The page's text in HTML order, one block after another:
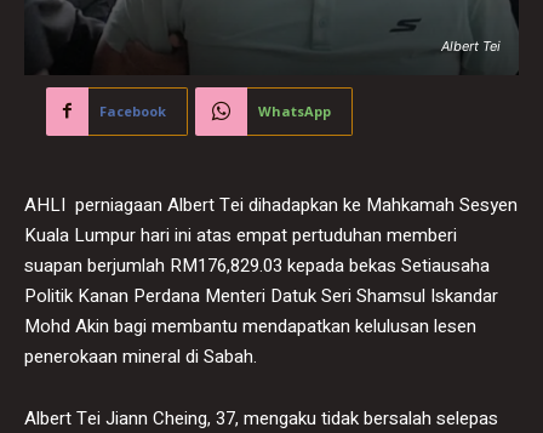
Albert Tei
Facebook WhatsApp
AHLI perniagaan Albert Tei dihadapkan ke Mahkamah Sesyen
Kuala Lumpur hari ini atas empat pertuduhan memberi
suapan berjumlah RM176,829.03 kepada bekas Setiausaha
Politik Kanan Perdana Menteri Datuk Seri Shamsul Iskandar
Mohd Akin bagi membantu mendapatkan kelulusan lesen
penerokaan mineral di Sabah.
Albert Tei Jiann Cheing, 37, mengaku tidak bersalah selepas